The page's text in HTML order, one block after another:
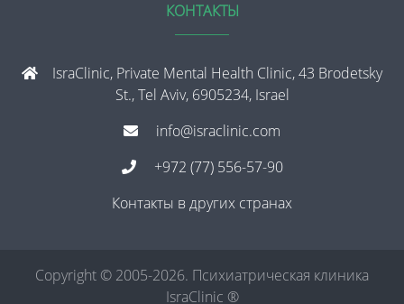
КОНТАКТЫ
IsraClinic, Private Mental Health Clinic, 43 Brodetsky
St., Tel Aviv, 6905234, Israel
info@israclinic.com
+972 (77) 556-57-90
Контакты в других странах
Copyright © 2005-2026. Психиатрическая клиника
IsraClinic ®